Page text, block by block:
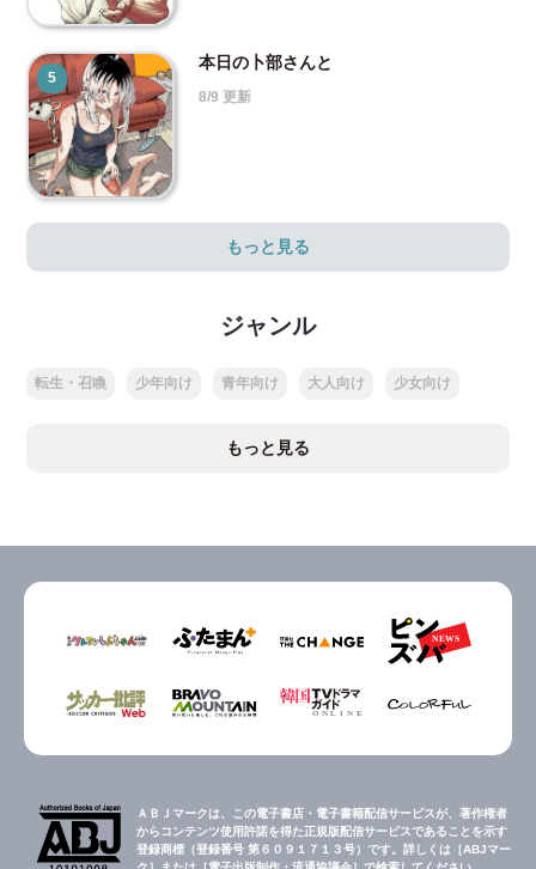
5
本日の卜部さんと
8/9 更新
もっと見る
ジャンル
転生・召喚 少年向け 青年向け 大人向け 少女向け
もっと見る
ＡＢＪマークは、この電子書店・電子書籍配信サービスが、著作権者
からコンテンツ使用許諾を得た正規版配信サービスであることを示す
登録商標（登録番号 第６０９１７１３号）です。詳しくは［ABJマー